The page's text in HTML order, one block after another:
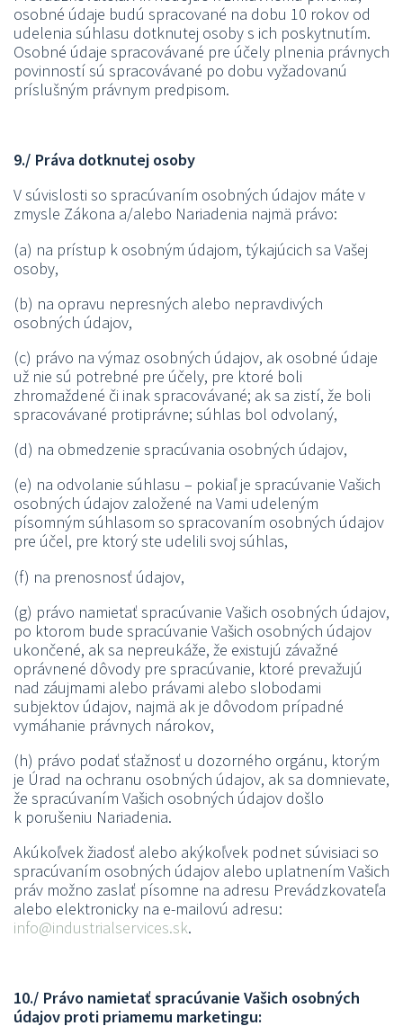
osobné údaje budú spracované na dobu 10 rokov od
udelenia súhlasu dotknutej osoby s ich poskytnutím.
Osobné údaje spracovávané pre účely plnenia právnych
povinností sú spracovávané po dobu vyžadovanú
príslušným právnym predpisom.
9./ Práva dotknutej osoby
V súvislosti so spracúvaním osobných údajov máte v
zmysle Zákona a/alebo Nariadenia najmä právo:
(a) na prístup k osobným údajom, týkajúcich sa Vašej
osoby,
(b) na opravu nepresných alebo nepravdivých
osobných údajov,
(c) právo na výmaz osobných údajov, ak osobné údaje
už nie sú potrebné pre účely, pre ktoré boli
zhromaždené či inak spracovávané; ak sa zistí, že boli
spracovávané protiprávne; súhlas bol odvolaný,
(d) na obmedzenie spracúvania osobných údajov,
(e) na odvolanie súhlasu – pokiaľ je spracúvanie Vašich
osobných údajov založené na Vami udeleným
písomným súhlasom so spracovaním osobných údajov
pre účel, pre ktorý ste udelili svoj súhlas,
(f) na prenosnosť údajov,
(g) právo namietať spracúvanie Vašich osobných údajov,
po ktorom bude spracúvanie Vašich osobných údajov
ukončené, ak sa nepreukáže, že existujú závažné
oprávnené dôvody pre spracúvanie, ktoré prevažujú
nad záujmami alebo právami alebo slobodami
subjektov údajov, najmä ak je dôvodom prípadné
vymáhanie právnych nárokov,
(h) právo podať sťažnosť u dozorného orgánu, ktorým
je Úrad na ochranu osobných údajov, ak sa domnievate,
že spracúvaním Vašich osobných údajov došlo
k porušeniu Nariadenia.
Akúkoľvek žiadosť alebo akýkoľvek podnet súvisiaci so
spracúvaním osobných údajov alebo uplatnením Vašich
práv možno zaslať písomne na adresu Prevádzkovateľa
alebo elektronicky na e-mailovú adresu:
info@industrialservices.sk.
10./ Právo namietať spracúvanie Vašich osobných
údajov proti priamemu marketingu: